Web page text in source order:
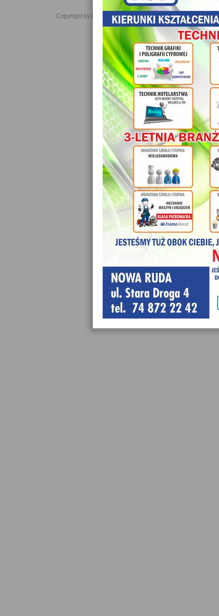
Copyright by Daniel JabĹoĹski 2006-2021. All rights